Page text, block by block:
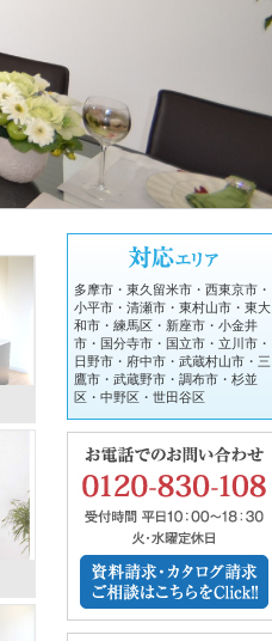
多摩市・東久留米市・西東京市・
小平市・清瀬市・東村山市・東大
和市・練馬区・新座市・小金井
市・国分寺市・国立市・立川市・
日野市・府中市・武蔵村山市・三
鷹市・武蔵野市・調布市・杉並
区・中野区・世田谷区